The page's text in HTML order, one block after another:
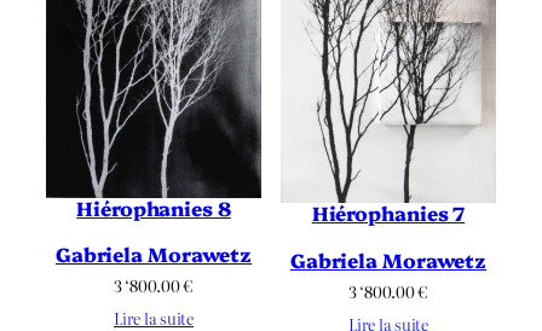
Hiérophanies 8
Gabriela Morawetz
3 ‘800.00€
Lire la suite
Hiérophanies 7
Gabriela Morawetz
3 ‘800.00€
Lire la suite